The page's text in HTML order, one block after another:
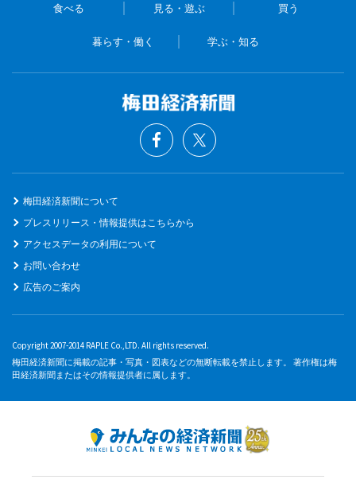
食べる 見る・遊ぶ 買う
暮らす・働く 学ぶ・知る
梅田経済新聞について
プレスリリース・情報提供はこちらから
アクセスデータの利用について
お問い合わせ
広告のご案内
Copyright 2007-2014 RAPLE Co.,LTD. All rights reserved.
梅田経済新聞に掲載の記事・写真・図表などの無断転載を禁止します。 著作権は梅
田経済新聞またはその情報提供者に属します。